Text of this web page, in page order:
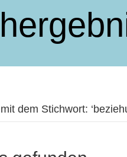
dem Stichwort: